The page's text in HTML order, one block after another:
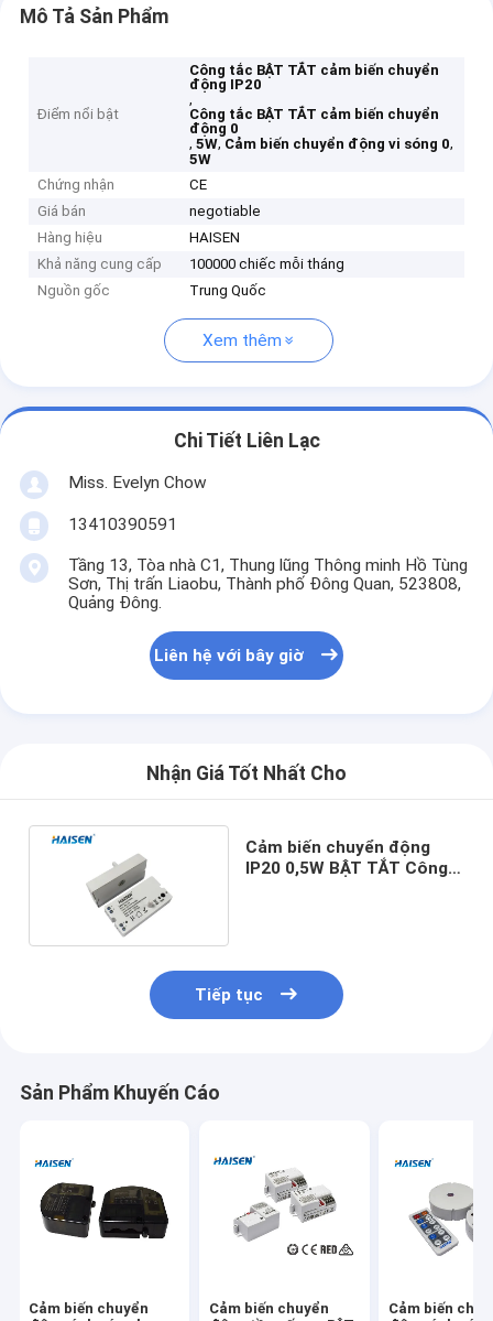
Mô Tả Sản Phẩm
Điểm nổi bật
Công tắc BẬT TẮT cảm biến chuyển
động IP20
,
Công tắc BẬT TẮT cảm biến chuyển
động 0
,5W, Cảm biến chuyển động vi sóng 0,
5W
Chứng nhận
CE
Giá bán
negotiable
Hàng hiệu
HAISEN
Khả năng cung cấp
100000 chiếc mỗi tháng
Nguồn gốc
Trung Quốc
Xem thêm
Chi Tiết Liên Lạc
Miss. Evelyn Chow
13410390591
Tầng 13, Tòa nhà C1, Thung lũng Thông minh Hồ Tùng
Sơn, Thị trấn Liaobu, Thành phố Đông Quan, 523808,
Quảng Đông.
Liên hệ với bây giờ
Nhận Giá Tốt Nhất Cho
Cảm biến chuyển động
IP20 0,5W BẬT TẮT Công
Tiếp tục
Sản Phẩm Khuyến Cáo
Cảm biến chuyển
Cảm biến chuyển
Cảm biến